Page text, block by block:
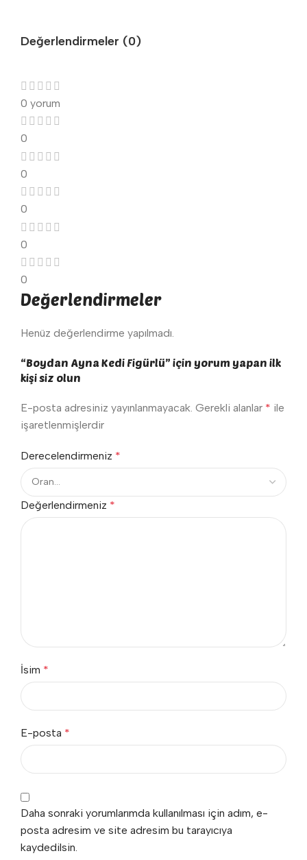
Değerlendirmeler (0)
0 yorum
0
0
0
0
0
Değerlendirmeler
Henüz değerlendirme yapılmadı.
“Boydan Ayna Kedi Figürlü” için yorum yapan ilk
kişi siz olun
E-posta adresiniz yayınlanmayacak. Gerekli alanlar * ile
işaretlenmişlerdir
Derecelendirmeniz *
Değerlendirmeniz *
İsim *
E-posta *
Daha sonraki yorumlarımda kullanılması için adım, e-
posta adresim ve site adresim bu tarayıcıya
kaydedilsin.